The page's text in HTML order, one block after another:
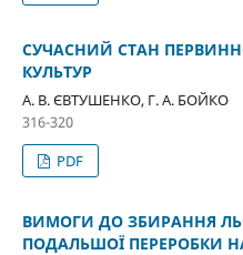
СУЧАСНИЙ СТАН
КУЛЬТУР
А. В. ЄВТУШЕНКО, Г. А. БОЙКО
316-320
PDF
ВИМОГИ ДО ЗБИРАННЯ
ПОДАЛЬШОЇ ПЕРЕРОБКИ